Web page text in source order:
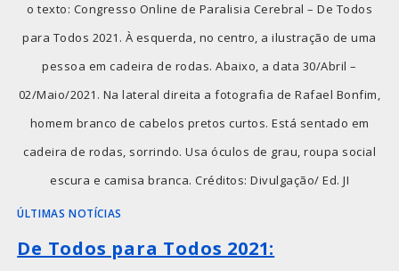
o texto: Congresso Online de Paralisia Cerebral – De Todos
para Todos 2021. À esquerda, no centro, a ilustração de uma
pessoa em cadeira de rodas. Abaixo, a data 30/Abril –
02/Maio/2021. Na lateral direita a fotografia de Rafael Bonfim,
homem branco de cabelos pretos curtos. Está sentado em
cadeira de rodas, sorrindo. Usa óculos de grau, roupa social
escura e camisa branca. Créditos: Divulgação/ Ed. JI
ÚLTIMAS NOTÍCIAS
De Todos para Todos 2021: